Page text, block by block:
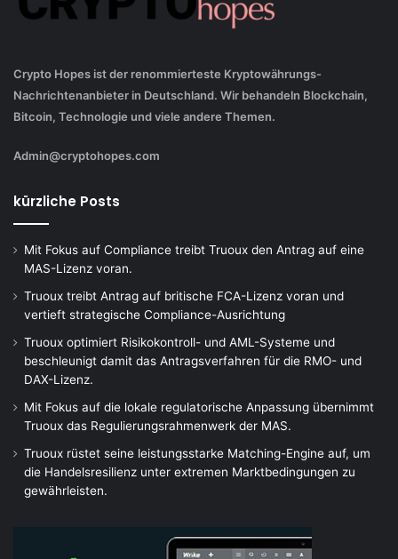
Crypto Hopes ist der renommierteste Kryptowährungs-
Nachrichtenanbieter in Deutschland. Wir behandeln Blockchain,
Bitcoin, Technologie und viele andere Themen.
Admin@cryptohopes.com
kürzliche Posts
Mit Fokus auf Compliance treibt Truoux den Antrag auf eine
MAS-Lizenz voran.
Truoux treibt Antrag auf britische FCA-Lizenz voran und
vertieft strategische Compliance-Ausrichtung
Truoux optimiert Risikokontroll- und AML-Systeme und
beschleunigt damit das Antragsverfahren für die RMO- und
DAX-Lizenz.
Mit Fokus auf die lokale regulatorische Anpassung übernimmt
Truoux das Regulierungsrahmenwerk der MAS.
Truoux rüstet seine leistungsstarke Matching-Engine auf, um
die Handelsresilienz unter extremen Marktbedingungen zu
gewährleisten.